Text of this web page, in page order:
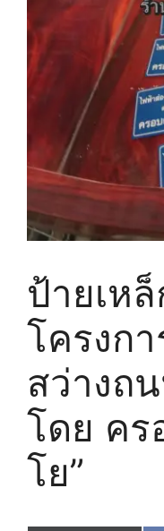
ป้ายเห
โครงก
สว่างถ
โดย คร
โย”